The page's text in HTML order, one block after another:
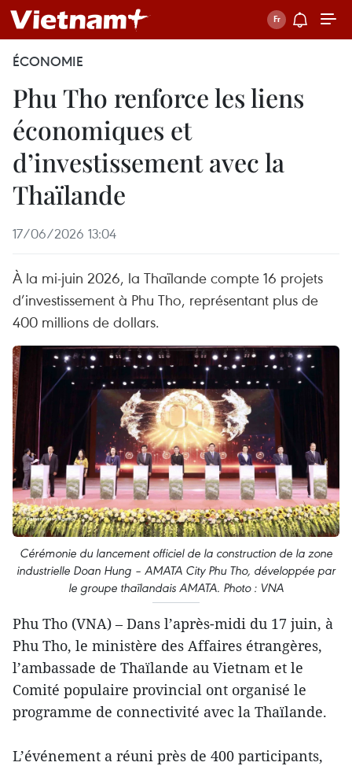
ÉCONOMIE
Phu Tho renforce les liens
économiques et
d’investissement avec la
Thaïlande
17/06/2026 13:04
À la mi-juin 2026, la Thaïlande compte 16 projets
d’investissement à Phu Tho, représentant plus de
400 millions de dollars.
Cérémonie du lancement officiel de la construction de la zone
industrielle Doan Hung – AMATA City Phu Tho, développée par
le groupe thaïlandais AMATA. Photo : VNA
Phu Tho (VNA) – Dans l’après-midi du 17 juin, à
Phu Tho, le ministère des Affaires étrangères,
l’ambassade de Thaïlande au Vietnam et le
Comité populaire provincial ont organisé le
programme de connectivité avec la Thaïlande.
L’événement a réuni près de 400 participants,